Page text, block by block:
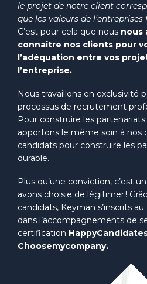
le projet de notre client
que les valeurs de
C’est pour cela que nous nous
connaître nos clients pour
l’adéquation entre vos
l’entreprise.
Nous travaillons en exclusivité
processus de recrutement
Pour construire les
apportons le même soin à nos
candidats pour construire les
durable.
Plus qu’une conviction, c’est
avons choisie de légitimer !
candidats, Keyman s’inscrits
dans l’accompagnements de
certification
Choosemycompany.